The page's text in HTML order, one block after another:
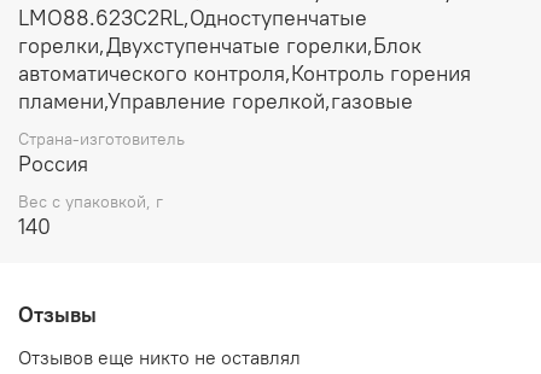
LMO88.623C2RL,Одноступенчатые
горелки,Двухступенчатые горелки,Блок
автоматического контроля,Контроль горения
пламени,Управление горелкой,газовые
Страна-изготовитель
Россия
Вес с упаковкой, г
140
Отзывы
Отзывов еще никто не оставлял